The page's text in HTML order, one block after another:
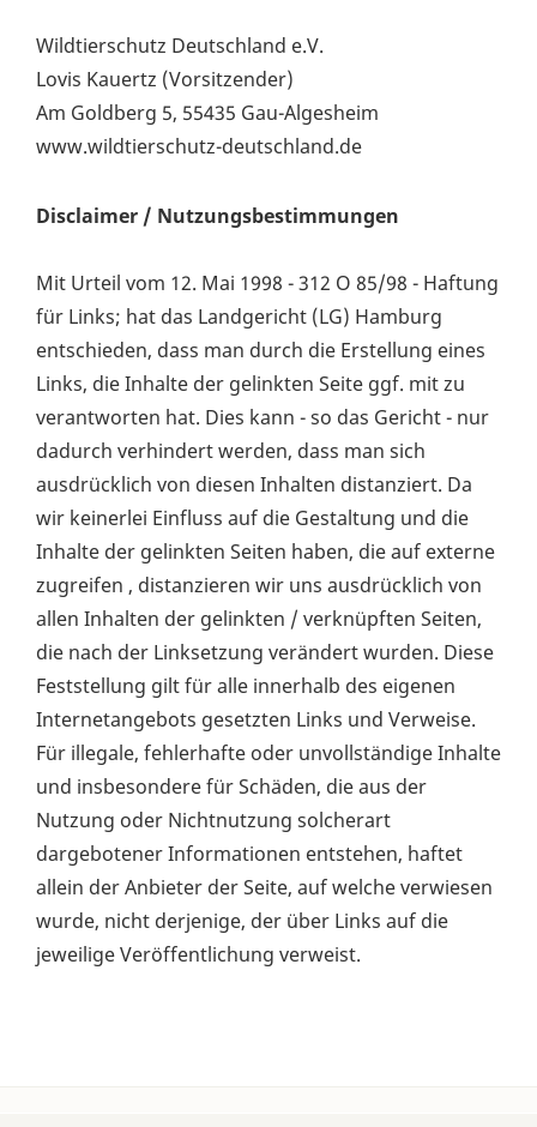
Wildtierschutz Deutschland e.V.
Lovis Kauertz (Vorsitzender)
Am Goldberg 5, 55435 Gau-Algesheim
www.wildtierschutz-deutschland.de
Disclaimer / Nutzungsbestimmungen
Mit Urteil vom 12. Mai 1998 - 312 O 85/98 - Haftung
für Links; hat das Landgericht (LG) Hamburg
entschieden, dass man durch die Erstellung eines
Links, die Inhalte der gelinkten Seite ggf. mit zu
verantworten hat. Dies kann - so das Gericht - nur
dadurch verhindert werden, dass man sich
ausdrücklich von diesen Inhalten distanziert. Da
wir keinerlei Einfluss auf die Gestaltung und die
Inhalte der gelinkten Seiten haben, die auf externe
zugreifen , distanzieren wir uns ausdrücklich von
allen Inhalten der gelinkten / verknüpften Seiten,
die nach der Linksetzung verändert wurden. Diese
Feststellung gilt für alle innerhalb des eigenen
Internetangebots gesetzten Links und Verweise.
Für illegale, fehlerhafte oder unvollständige Inhalte
und insbesondere für Schäden, die aus der
Nutzung oder Nichtnutzung solcherart
dargebotener Informationen entstehen, haftet
allein der Anbieter der Seite, auf welche verwiesen
wurde, nicht derjenige, der über Links auf die
jeweilige Veröffentlichung verweist.